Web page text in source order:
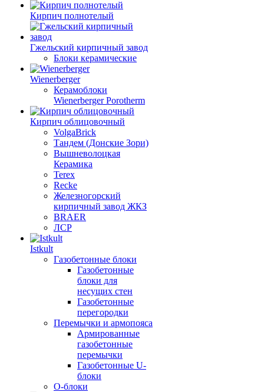
Кирпич полнотелый
Гжельский кирпичный завод
Блоки керамические
Wienerberger
Керамоблоки
Wienerberger Porotherm
Кирпич облицовочный
VolgaBrick
Тандем (Донские Зори)
Вышневолоцкая
Керамика
Terex
Recke
Железногорский
кирпичный завод ЖКЗ
BRAER
ЛСР
Istkult
Газобетонные блоки
Газобетонные
блоки для
несущих стен
Газобетонные
перегородки
Перемычки и армопояса
Армированные
газобетонные
перемычки
Газобетонные U-
блоки
О-блоки